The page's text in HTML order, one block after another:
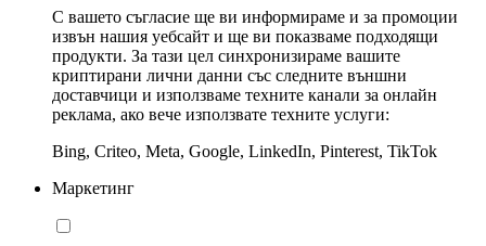
С вашето съгласие ще ви информираме и за промоции
извън нашия уебсайт и ще ви показваме подходящи
продукти. За тази цел синхронизираме вашите
криптирани лични данни със следните външни
доставчици и използваме техните канали за онлайн
реклама, ако вече използвате техните услуги:
Bing, Criteo, Meta, Google, LinkedIn, Pinterest, TikTok
Маркетинг